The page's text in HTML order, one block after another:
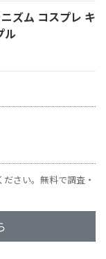
ズム コスプレ キ
ル
さい。無料で調査・